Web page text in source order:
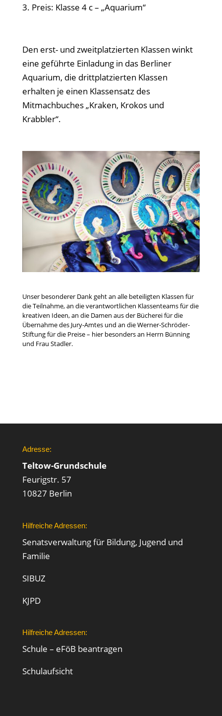
3. Preis: Klasse 4 c – „Aquarium“
Den erst- und zweitplatzierten Klassen winkt
eine geführte Einladung in das Berliner
Aquarium, die drittplatzierten Klassen
erhalten je einen Klassensatz des
Mitmachbuches „Kraken, Krokos und
Krabbler“.
Unser besonderer Dank geht an alle beteiligten Klassen für
die Teilnahme, an die verantwortlichen Klassenteams für die
kreativen Ideen, an die Damen aus der Bücherei für die
Übernahme des Jury-Amtes und an die Werner-Schröder-
Stiftung für die Preise – hier besonders an Herrn Bünning
und Frau Stadler.
Adresse:
Teltow-Grundschule
Feurigstr. 57
10827 Berlin
Hilfreiche Adressen:
Senatsverwaltung für Bildung, Jugend und
Familie
SIBUZ
KJPD
Hilfreiche Adressen:
Schule – eFöB beantragen
Schulaufsicht